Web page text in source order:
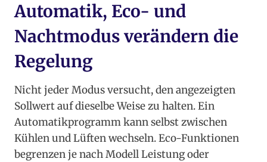
Automatik, Eco- und
Nachtmodus verändern die
Regelung
Nicht jeder Modus versucht, den angezeigten
Sollwert auf dieselbe Weise zu halten. Ein
Automatikprogramm kann selbst zwischen
Kühlen und Lüften wechseln. Eco-Funktionen
begrenzen je nach Modell Leistung oder